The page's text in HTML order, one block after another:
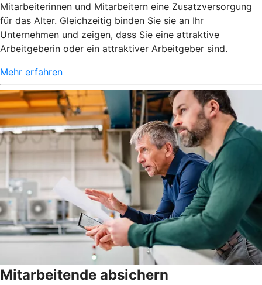
Mitarbeiterinnen und Mitarbeitern eine Zusatzversorgung
für das Alter. Gleichzeitig binden Sie sie an Ihr
Unternehmen und zeigen, dass Sie eine attraktive
Arbeitgeberin oder ein attraktiver Arbeitgeber sind.
Mehr erfahren
Mitarbeitende absichern